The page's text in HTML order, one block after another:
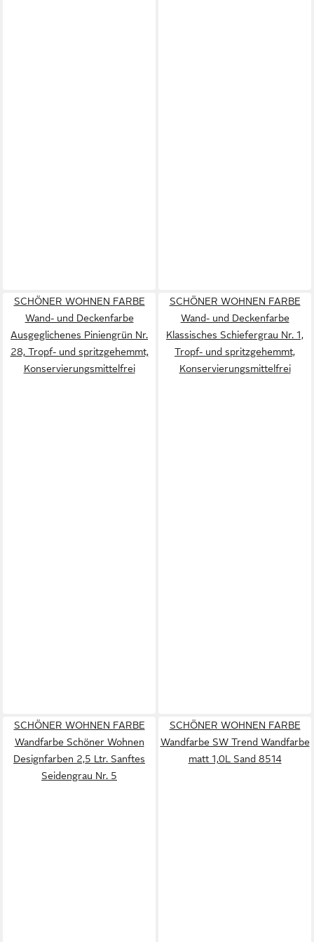
SCHÖNER WOHNEN FARBE
Wand- und Deckenfarbe
Ausgeglichenes Piniengrün Nr.
28, Tropf- und spritzgehemmt,
Konservierungsmittelfrei
SCHÖNER WOHNEN FARBE
Wand- und Deckenfarbe
Klassisches Schiefergrau Nr. 1,
Tropf- und spritzgehemmt,
Konservierungsmittelfrei
SCHÖNER WOHNEN FARBE
Wandfarbe Schöner Wohnen
Designfarben 2,5 Ltr. Sanftes
Seidengrau Nr. 5
SCHÖNER WOHNEN FARBE
Wandfarbe SW Trend Wandfarbe
matt 1,0L Sand 8514